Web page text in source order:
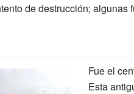
de destrucción; algunas
Fue el
Esta